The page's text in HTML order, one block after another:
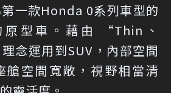
一款Honda 0系列車型的
原型車。藉由 “Thin、
念運用到SUV，內部空間
艙空間寬敞，視野相當清